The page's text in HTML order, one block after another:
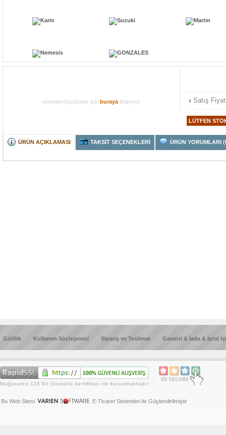
resimleri büyütmek için buraya tklayınız Satış
ÜRÜN AÇIKLAMASI TAKSİT SEÇENEKLERİ ÜRÜN YORUMLARI
Gizlilik Kullanım Sözleşmesi Sipariş ve Teslimat Garanti & İade & İptal
Bu Web Sitesi E-Ticaret Sistemleri ile Güçlendirilmiştir